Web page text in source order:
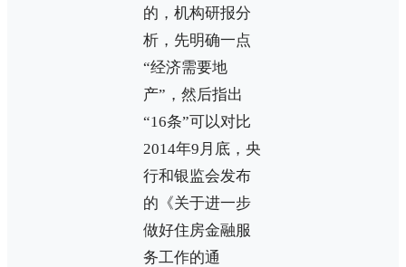
的，机构研报分
析，先明确一点
“经济需要地
产”，然后指出
“16条”可以对比
2014年9月底，央
行和银监会发布
的《关于进一步
做好住房金融服
务工作的通